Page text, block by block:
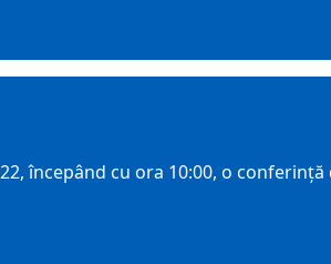
începând cu ora 10:00, o